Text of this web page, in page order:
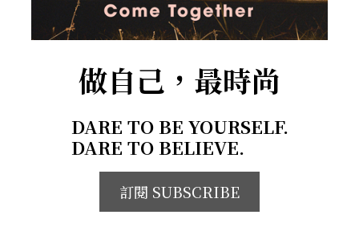
做自己，最時尚
DARE TO BE YOURSELF.
DARE TO BELIEVE.
訂閱 SUBSCRIBE